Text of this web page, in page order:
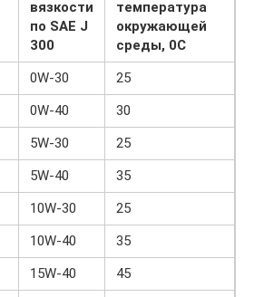
вязкости
по SAE J
300
температура
окружающей
среды, 0С
0W-30
25
0W-40
30
5W-30
25
5W-40
35
10W-30
25
10W-40
35
15W-40
45